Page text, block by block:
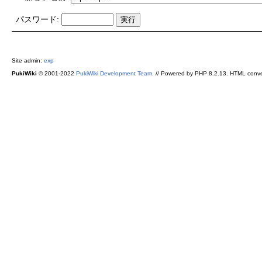
パスワード:
Site admin: exp
PukiWiki © 2001-2022 PukiWiki Development Team. // Powered by PHP 8.2.13. HTML